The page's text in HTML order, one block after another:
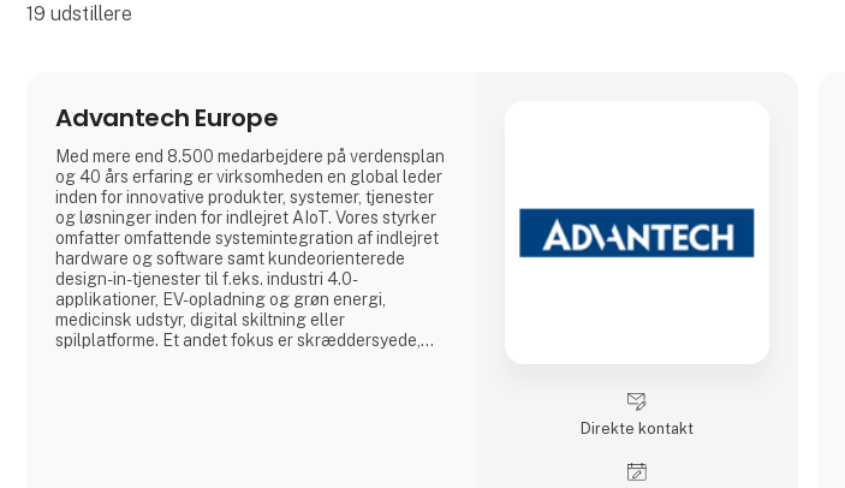
19 udstillere
Advantech Europe
Med mere end 8.500 medarbejdere på verdensplan
og 40 års erfaring er virksomheden en global leder
inden for innovative produkter, systemer, tjenester
og løsninger inden for indlejret AIoT. Vores styrker
omfatter omfattende systemintegration af indlejret
hardware og software samt kundeorienterede
design-in-tjenester til f.eks. industri 4.0-
applikationer, EV-opladning og grøn energi,
medicinsk udstyr, digital skiltning eller
spilplatforme. Et andet fokus er skræddersyede,
Direkte kontakt